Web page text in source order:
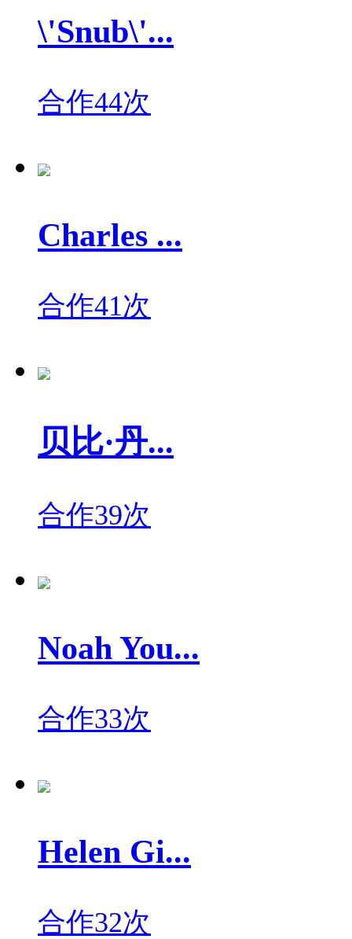
\'Snub\'...
合作44次
Charles ...
合作41次
贝比·丹...
合作39次
Noah You...
合作33次
Helen Gi...
合作32次